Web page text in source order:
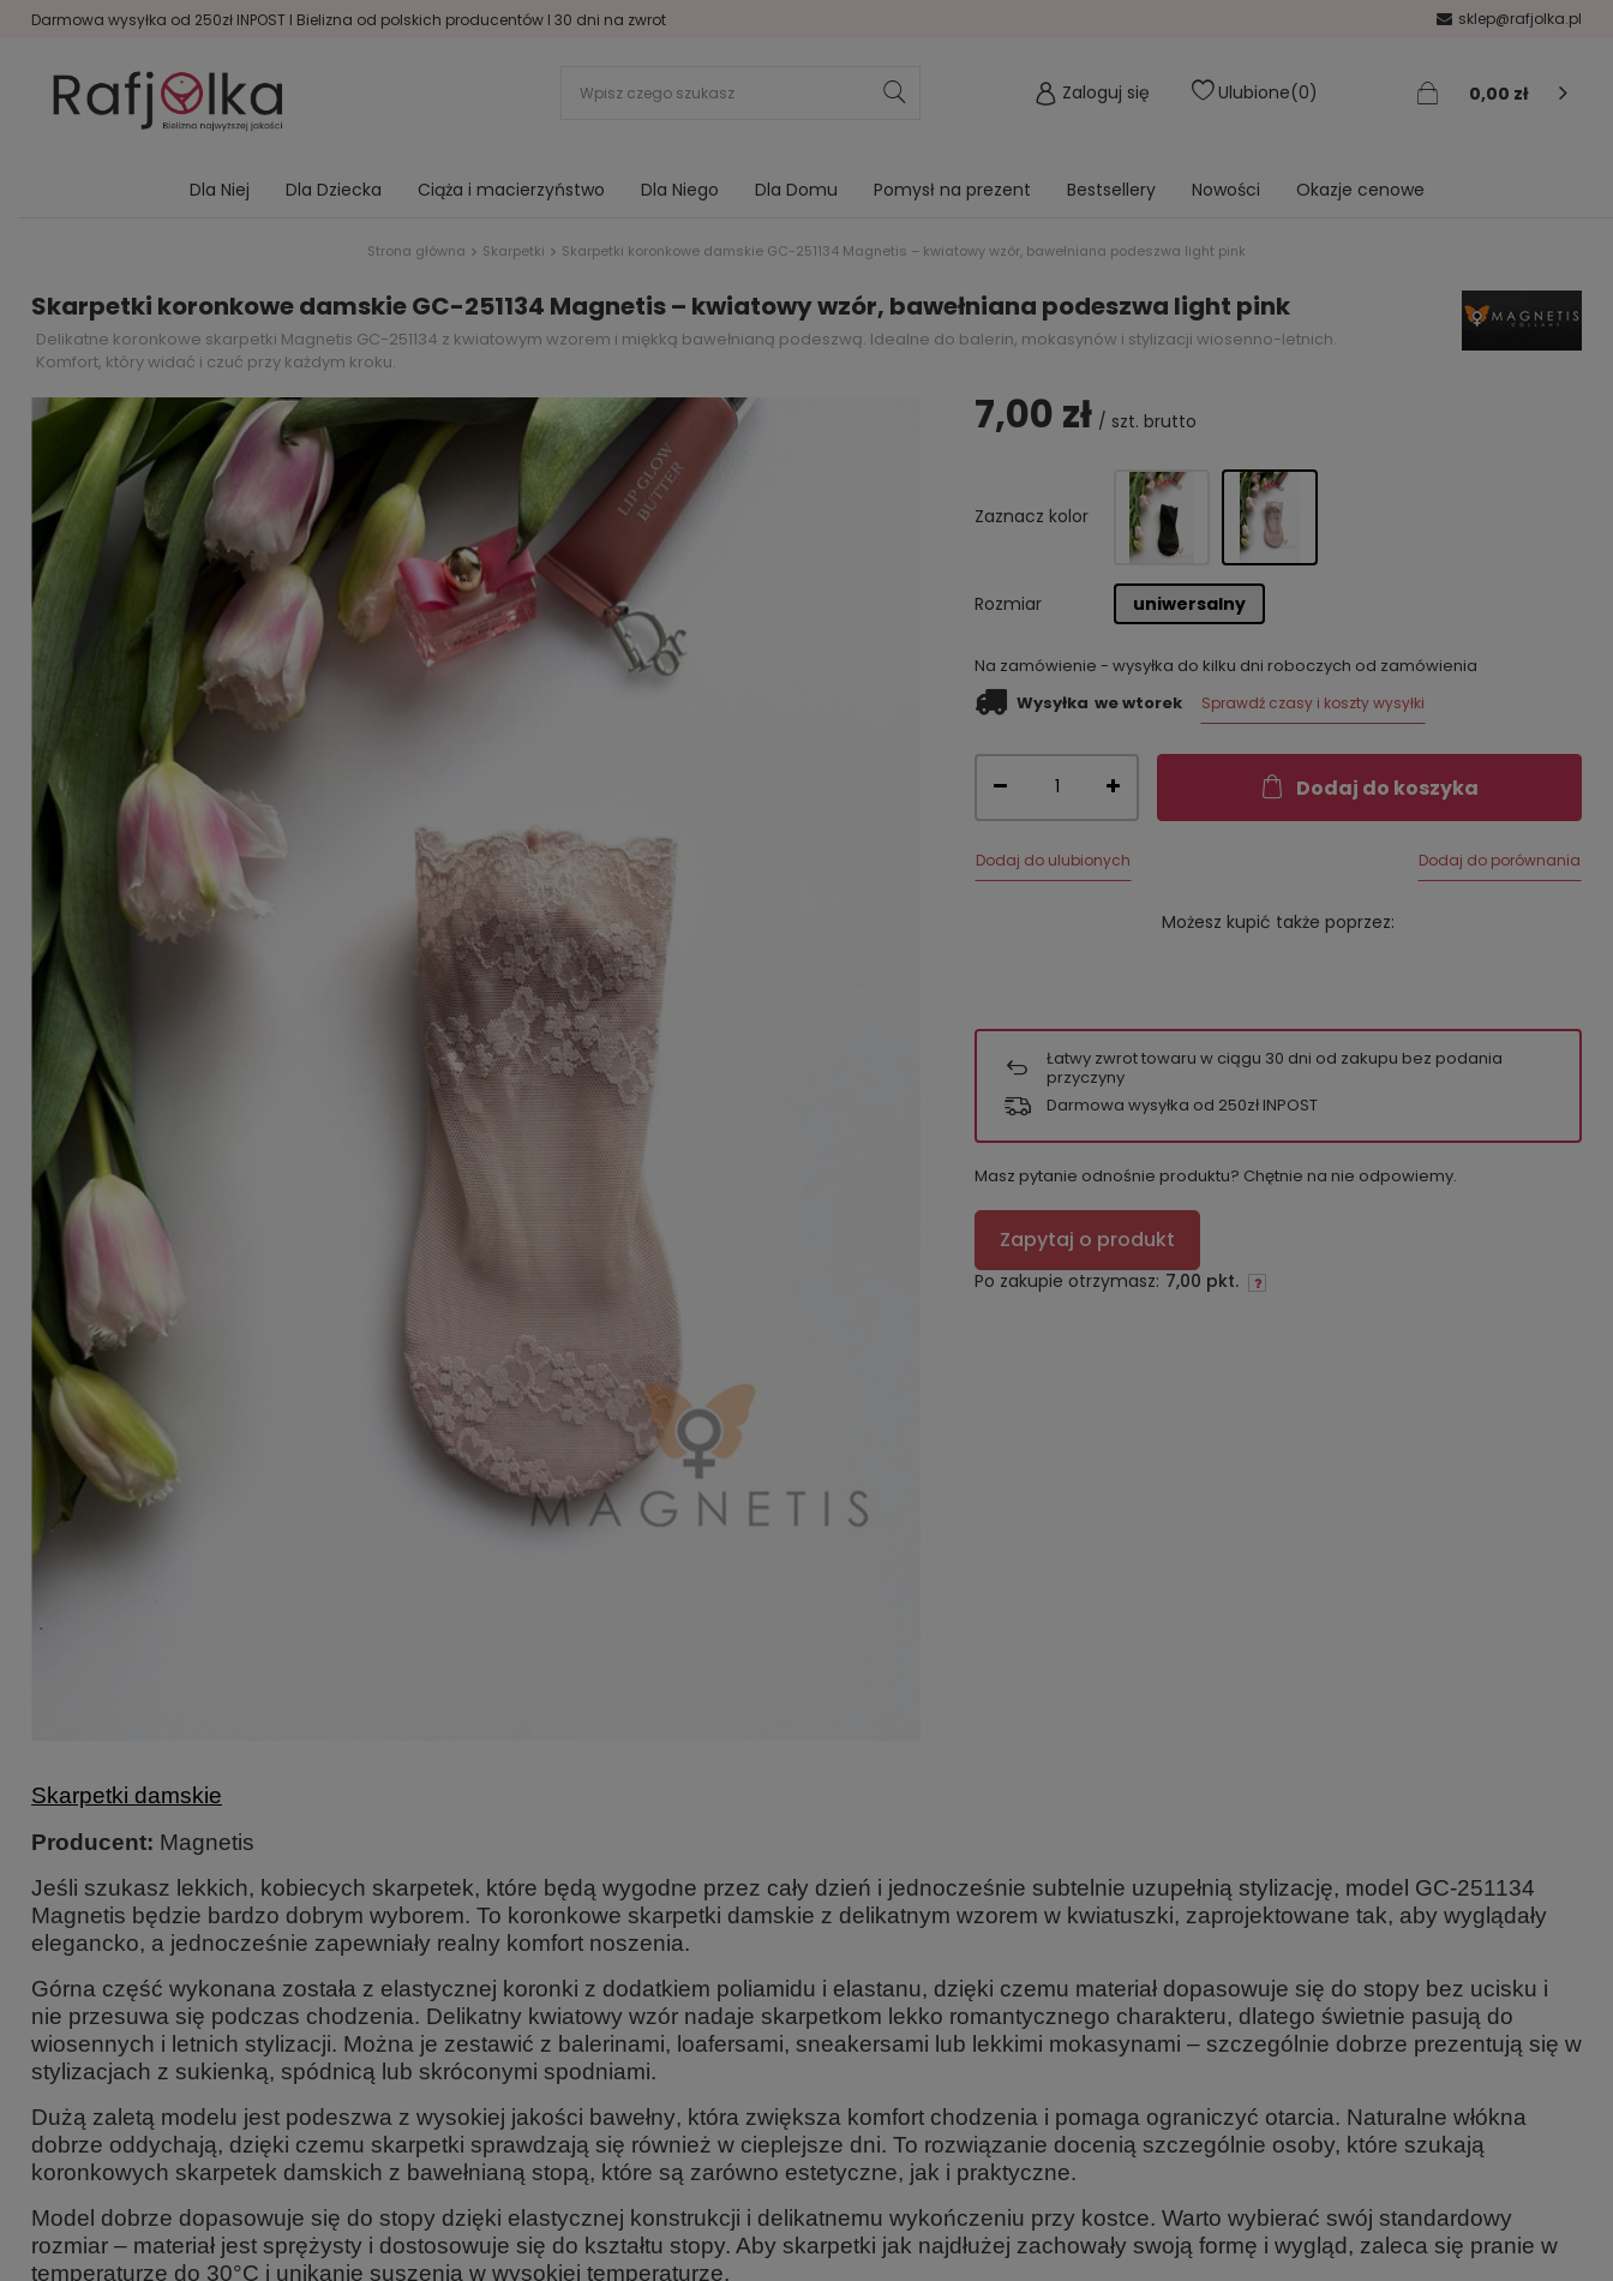
Darmowa wysyłka od 250zł INPOST I Bielizna od polskich producentów I 30 dni na zwrot sklep@rafjolka.pl
Zaloguj się Ulubione 0 0,00 zł
Dla Niej Dla Dziecka Ciąża i macierzyństwo Dla Niego Dla Domu Pomysł na prezent Bestsellery Nowości Okazje cenowe
Strona główna Skarpetki Skarpetki koronkowe damskie GC-251134 Magnetis – kwiatowy wzór, bawełniana podeszwa light pink
Skarpetki koronkowe damskie GC-251134 Magnetis – kwiatowy wzór, bawełniana podeszwa light pink
Delikatne koronkowe skarpetki Magnetis GC-251134 z kwiatowym wzorem i miękką bawełnianą podeszwą. Idealne do balerin, mokasynów i stylizacji wiosenno-letnich.
Komfort, który widać i czuć przy każdym kroku.
7,00 zł / szt. brutto
Zaznacz kolor
Rozmiar uniwersalny
Na zamówienie - wysyłka do kilku dni roboczych od zamówienia
Wysyłka we wtorek Sprawdź czasy i koszty wysyłki
Dodaj do koszyka
Dodaj do ulubionych Dodaj do porównania
Możesz kupić także poprzez:
Łatwy zwrot towaru w ciągu 30 dni od zakupu bez podania
przyczyny
Darmowa wysyłka od 250zł INPOST
Masz pytanie odnośnie produktu? Chętnie na nie odpowiemy.
Zapytaj o produkt
Po zakupie otrzymasz: 7,00 pkt.
Skarpetki damskie
Producent: Magnetis
Jeśli szukasz lekkich, kobiecych skarpetek, które będą wygodne przez cały dzień i jednocześnie subtelnie uzupełnią stylizację, model GC-251134
Magnetis będzie bardzo dobrym wyborem. To koronkowe skarpetki damskie z delikatnym wzorem w kwiatuszki, zaprojektowane tak, aby wyglądały
elegancko, a jednocześnie zapewniały realny komfort noszenia.
Górna część wykonana została z elastycznej koronki z dodatkiem poliamidu i elastanu, dzięki czemu materiał dopasowuje się do stopy bez ucisku i
nie przesuwa się podczas chodzenia. Delikatny kwiatowy wzór nadaje skarpetkom lekko romantycznego charakteru, dlatego świetnie pasują do
wiosennych i letnich stylizacji. Można je zestawić z balerinami, loafersami, sneakersami lub lekkimi mokasynami – szczególnie dobrze prezentują się w
stylizacjach z sukienką, spódnicą lub skróconymi spodniami.
Dużą zaletą modelu jest podeszwa z wysokiej jakości bawełny, która zwiększa komfort chodzenia i pomaga ograniczyć otarcia. Naturalne włókna
dobrze oddychają, dzięki czemu skarpetki sprawdzają się również w cieplejsze dni. To rozwiązanie docenią szczególnie osoby, które szukają
koronkowych skarpetek damskich z bawełnianą stopą, które są zarówno estetyczne, jak i praktyczne.
Model dobrze dopasowuje się do stopy dzięki elastycznej konstrukcji i delikatnemu wykończeniu przy kostce. Warto wybierać swój standardowy
rozmiar – materiał jest sprężysty i dostosowuje się do kształtu stopy. Aby skarpetki jak najdłużej zachowały swoją formę i wygląd, zaleca się pranie w
temperaturze do 30°C i unikanie suszenia w wysokiej temperaturze.